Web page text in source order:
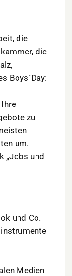
die
die
Boys´Day:
zu
um.
„Jobs und
und Co.
Medien